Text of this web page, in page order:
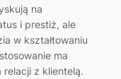
na
i prestiż, ale
w kształtowaniu
ma
relacji z klientelą.